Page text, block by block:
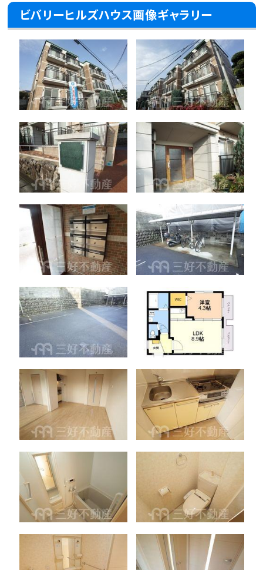
ビバリーヒルズハウス画像ギャラリー